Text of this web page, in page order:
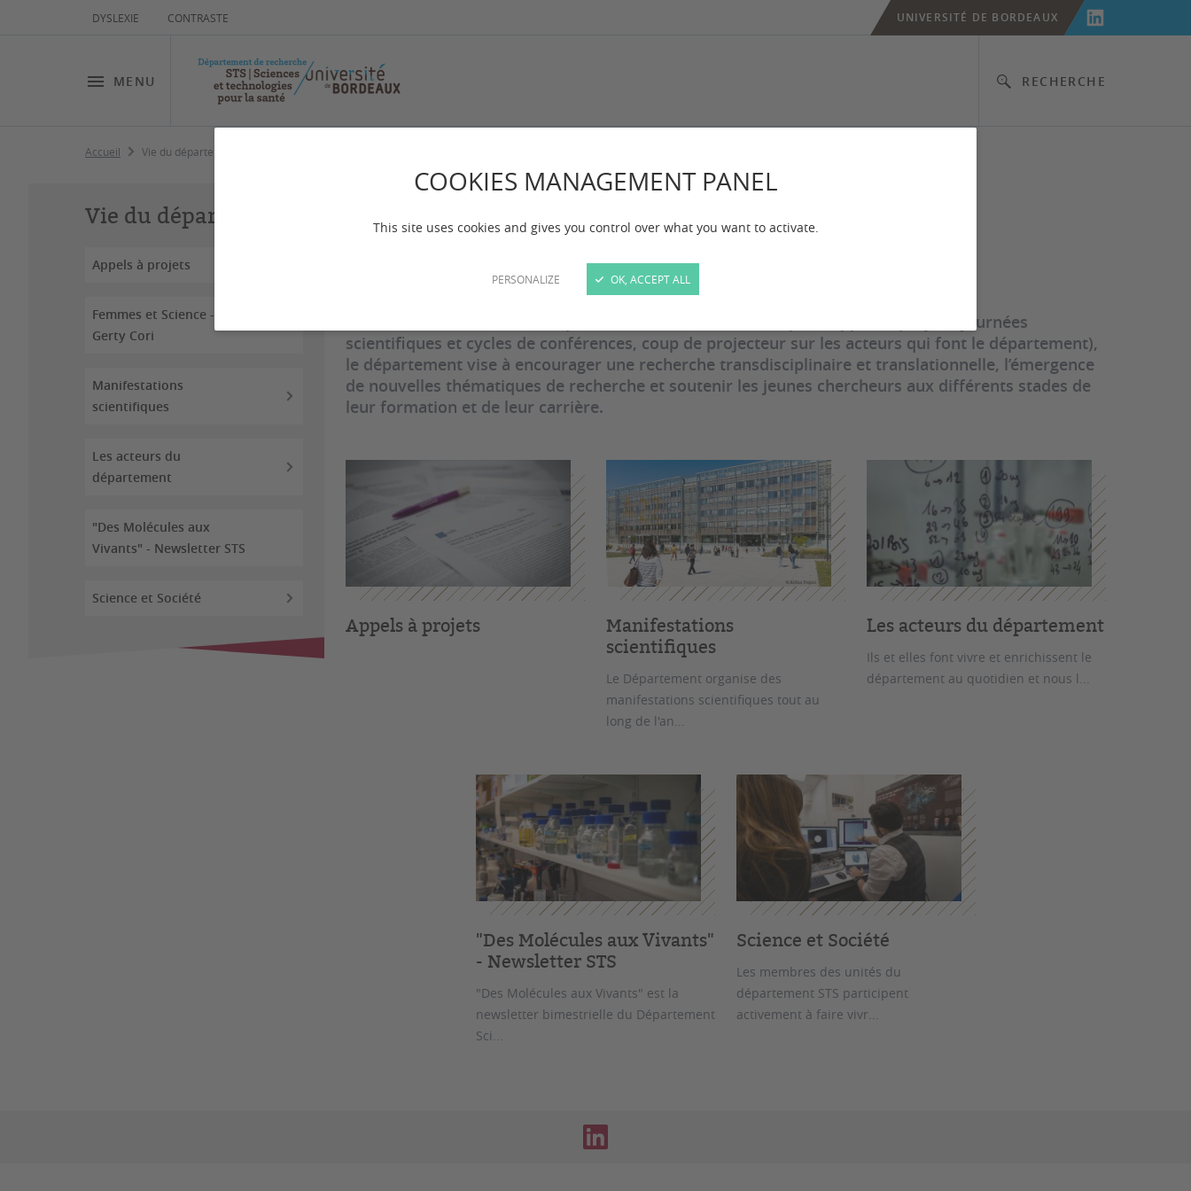
COOKIES MANAGEMENT PANEL
This site uses cookies and gives you control over what you want to activate.
PERSONALIZE OK, ACCEPT ALL
DYSLEXIE CONTRASTE
MENU RECHERCHE
UNIVERSITÉ DE BORDEAUX
Accueil Vie du département
Vie du département
Appels à projets
Femmes et Science - Prix
Gerty Cori
Manifestations
scientifiques
Les acteurs du
département
"Des Molécules aux
Vivants" - Newsletter STS
Science et Société
Vie du département
Par ses actions et la mise en place d’outils d’animation adaptés (appels à projets, Journées
scientifiques et cycles de conférences, coup de projecteur sur les acteurs qui font le département),
le département vise à encourager une recherche transdisciplinaire et translationnelle, l’émergence
de nouvelles thématiques de recherche et soutenir les jeunes chercheurs aux différents stades de
leur formation et de leur carrière.
Appels à projets
Manifestations
scientifiques
Le Département organise des
manifestations scientifiques tout au
long de l'an...
Les acteurs du département
Ils et elles font vivre et enrichissent le
département au quotidien et nous l...
"Des Molécules aux Vivants"
- Newsletter STS
"Des Molécules aux Vivants" est la
newsletter bimestrielle du Département
Sci...
Science et Société
Les membres des unités du
département STS participent
activement à faire vivr...